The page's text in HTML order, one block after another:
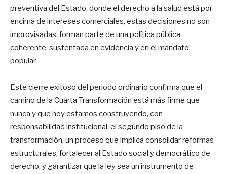
preventiva del Estado, donde el derecho a la salud está por
encima de intereses comerciales, estas decisiones no son
improvisadas, forman parte de una política pública
coherente, sustentada en evidencia y en el mandato
popular.
Este cierre exitoso del periodo ordinario confirma que el
camino de la Cuarta Transformación está más firme que
nunca y que hoy estamos construyendo, con
responsabilidad institucional, el segundo piso de la
transformación, un proceso que implica consolidar reformas
estructurales, fortalecer al Estado social y democrático de
derecho, y garantizar que la ley sea un instrumento de